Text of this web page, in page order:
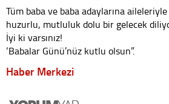
Tüm baba ve baba adaylarına
huzurlu, mutluluk dolu bir gelecek
İyi ki varsınız!
‘Babalar Günü’nüz kutlu olsun”.
Haber Merkezi